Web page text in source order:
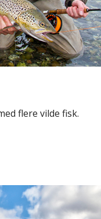
flere vilde fisk.